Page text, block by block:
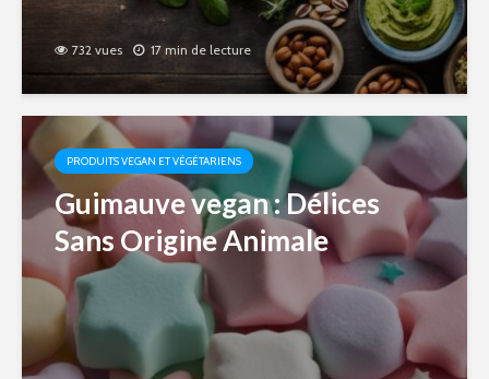
732 vues 17 min de lecture
PRODUITS VEGAN ET VÉGÉTARIENS
Guimauve vegan : Délices
Sans Origine Animale